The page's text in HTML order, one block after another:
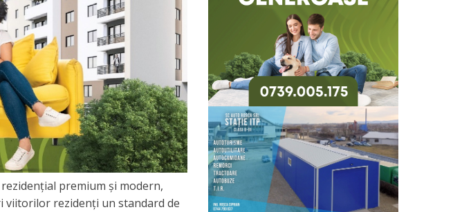
premium și modern,
viitorilor rezidenți un standard de